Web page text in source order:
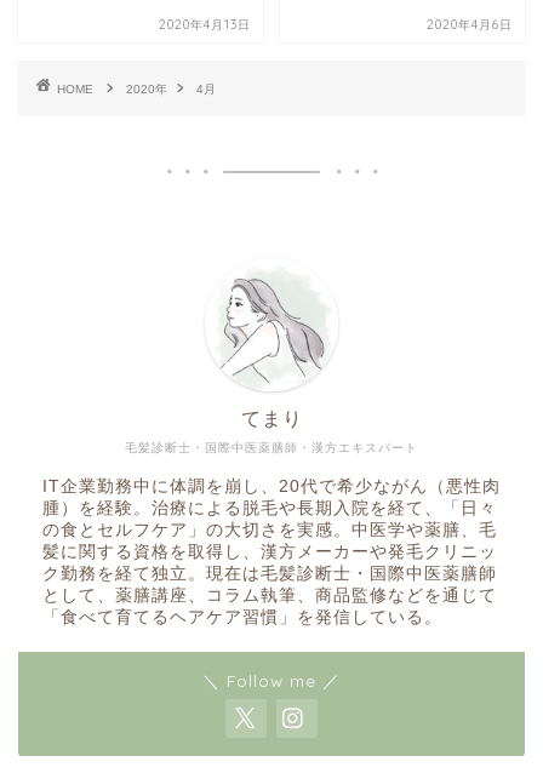
2020年4月13日 2020年4月6日
HOME 2020年 4月
毛髪診断士・国際中医薬膳師・漢方エキスパート
てまり
IT企業勤務中に体調を崩し、20代で希少ながん（悪性肉
腫）を経験。治療による脱毛や長期入院を経て、「日々
の食とセルフケア」の大切さを実感。中医学や薬膳、毛
髪に関する資格を取得し、漢方メーカーや発毛クリニッ
ク勤務を経て独立。現在は毛髪診断士・国際中医薬膳師
として、薬膳講座、コラム執筆、商品監修などを通じて
「食べて育てるヘアケア習慣」を発信している。
＼ Follow me ／